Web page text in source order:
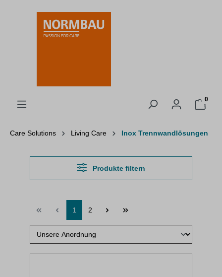
springen
0
Care Solutions Living Care Inox Trennwandlösungen
Produkte filtern
1 2